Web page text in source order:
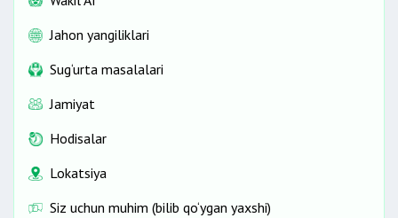
Jahon yangiliklari
Sug‘urta masalalari
Jamiyat
Hodisalar
Lokatsiya
Siz uchun muhim (bilib qo‘ygan yaxshi)